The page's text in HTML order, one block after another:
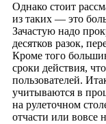
Однако стоит
из таких — это
Зачастую надо
десятков разок,
Кроме того
сроки действия,
пользователей.
учитываются в
на рулеточном
отчасти или вовсе